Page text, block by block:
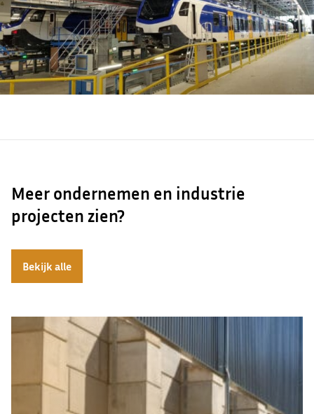
Meer ondernemen en industrie
projecten zien?
Bekijk alle